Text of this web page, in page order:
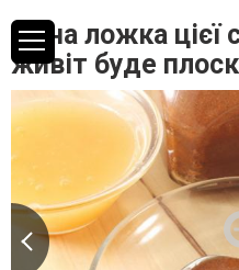
Одна ложка цієї
живіт буде